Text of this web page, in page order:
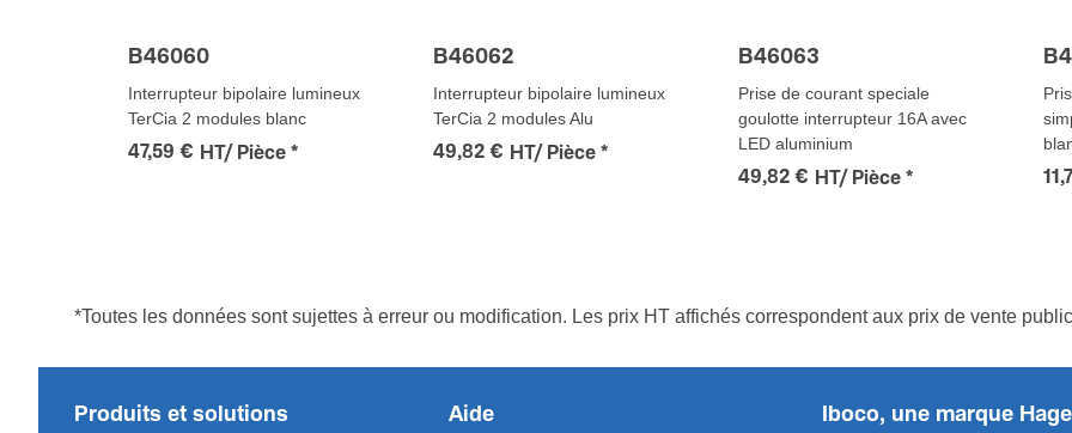
B46060
Interrupteur bipolaire lumineux
TerCia 2 modules blanc
47,59 € HT/ Pièce *
B46062
Interrupteur bipolaire lumineux
TerCia 2 modules Alu
49,82 € HT/ Pièce *
B46063
Prise de courant speciale
goulotte interrupteur 16A avec
LED aluminium
49,82 € HT/ Pièce *
*Toutes les données sont sujettes à erreur ou modification. Les prix HT affichés correspondent aux prix de vente
Produits et solutions Aide Iboco, une marque